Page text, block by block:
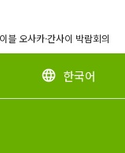
오사카·간사이 박람회의 성
language 한국어